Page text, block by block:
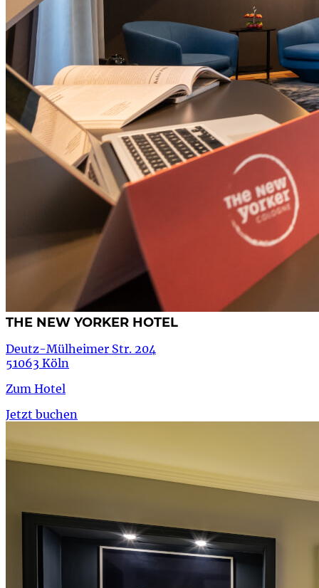
THE NEW YORKER HOTEL
Deutz-Mülheimer Str. 204
51063 Köln
Zum Hotel
Jetzt buchen